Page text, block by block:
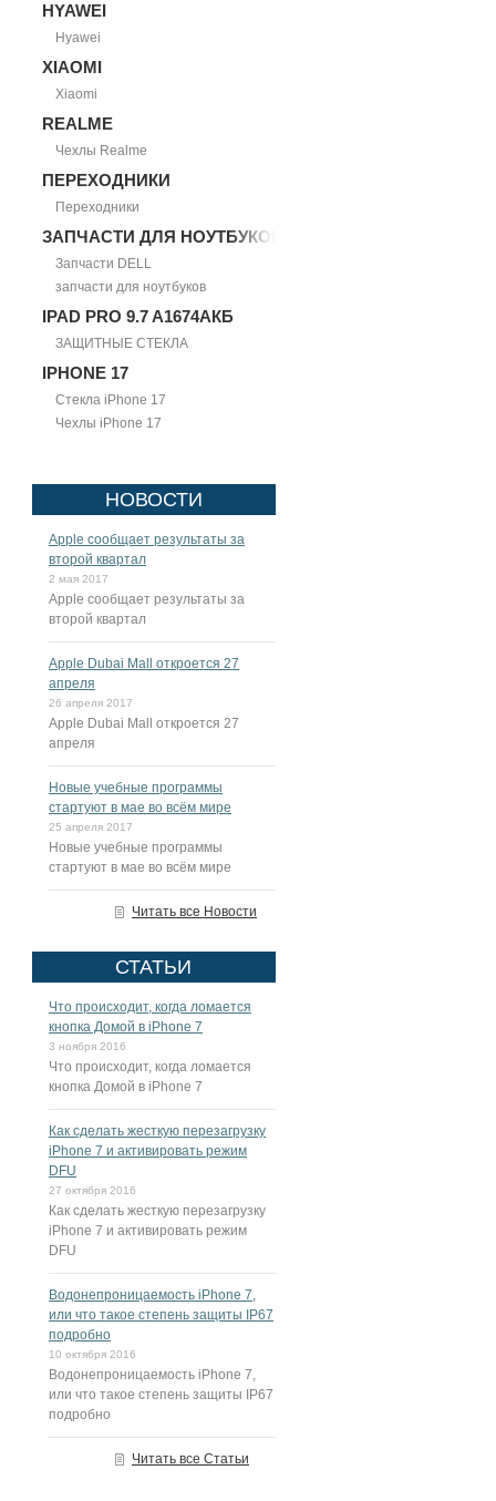
HYAWEI
Hyawei
XIAOMI
Xiaomi
REALME
Чехлы Realme
ПЕРЕХОДНИКИ
Переходники
ЗАПЧАСТИ ДЛЯ НОУТБУКОВ
Запчасти DELL
запчасти для ноутбуков
IPAD PRO 9.7 A1674АКБ
ЗАЩИТНЫЕ СТЕКЛА
IPHONE 17
Стекла iPhone 17
Чехлы iPhone 17
НОВОСТИ
Apple сообщает результаты за
второй квартал
2 мая 2017
Apple сообщает результаты за
второй квартал
Apple Dubai Mall откроется 27
апреля
26 апреля 2017
Apple Dubai Mall откроется 27
апреля
Новые учебные программы
стартуют в мае во всём мире
25 апреля 2017
Новые учебные программы
стартуют в мае во всём мире
Читать все Новости
СТАТЬИ
Что происходит, когда ломается
кнопка Домой в iPhone 7
3 ноября 2016
Что происходит, когда ломается
кнопка Домой в iPhone 7
Как сделать жесткую перезагрузку
iPhone 7 и активировать режим
DFU
27 октября 2016
Как сделать жесткую перезагрузку
iPhone 7 и активировать режим
DFU
Водонепроницаемость iPhone 7,
или что такое степень защиты IP67
подробно
10 октября 2016
Водонепроницаемость iPhone 7,
или что такое степень защиты IP67
подробно
Читать все Статьи